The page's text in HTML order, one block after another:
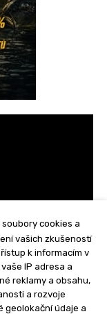
cookies a
vašich zkušeností
k informacím v
IP adresa a
reklamy a obsahu,
a rozvoje
geolokační údaje a